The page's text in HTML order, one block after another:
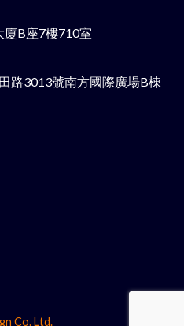
B座7樓710室
路3013號南方國際廣場B棟
Co. Ltd.